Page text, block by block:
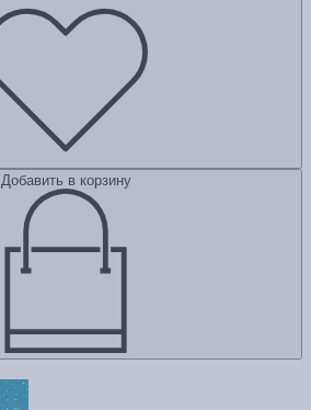
Добавить в корзину